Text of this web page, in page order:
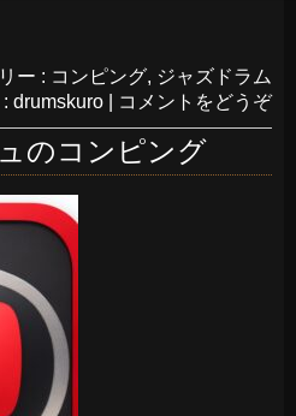
ー : コンピング, ジャズドラム
drumskuro コメントをどうぞ
のコンピング